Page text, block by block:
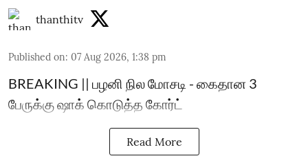
thanthitv
Published on: 07 Aug 2026, 1:38 pm
BREAKING || பழனி நில மோசடி - கைதான 3
பேருக்கு ஷாக் கொடுத்த கோர்ட்
Read More